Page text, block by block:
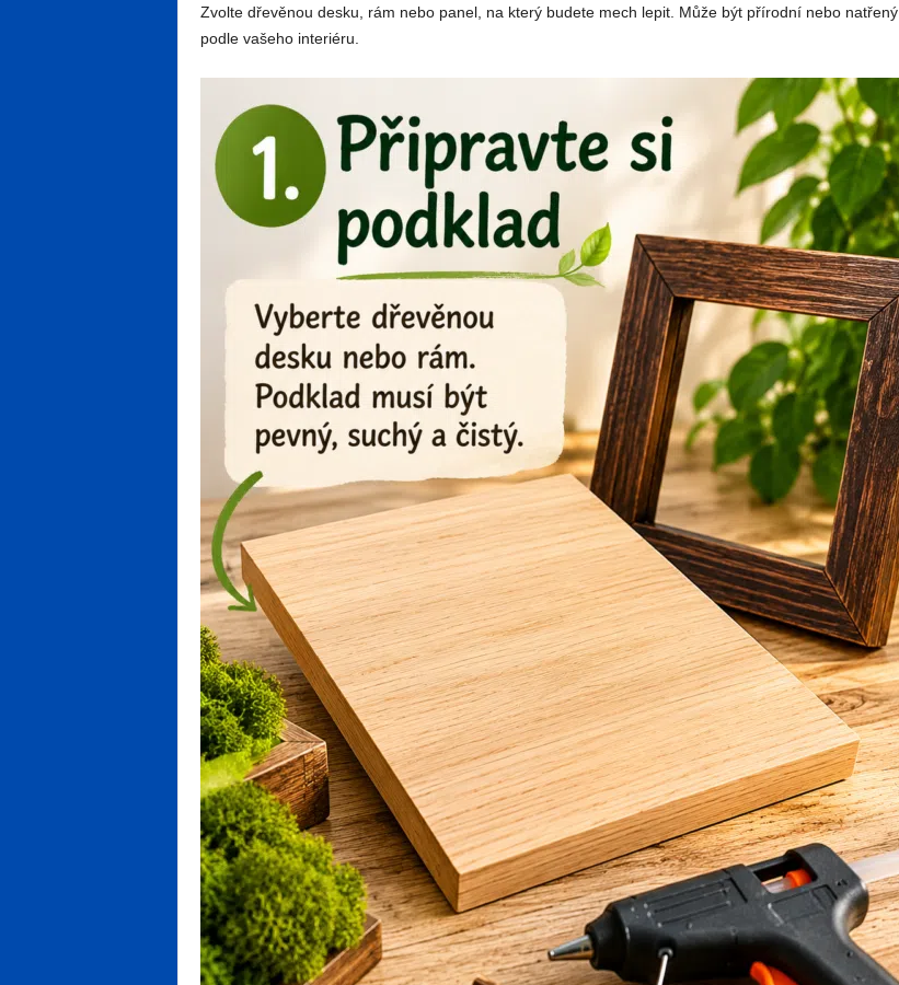
Zvolte dřevěnou desku, rám nebo panel, na který budete mech lepit. Může být přírodní nebo natřený
podle vašeho interiéru.